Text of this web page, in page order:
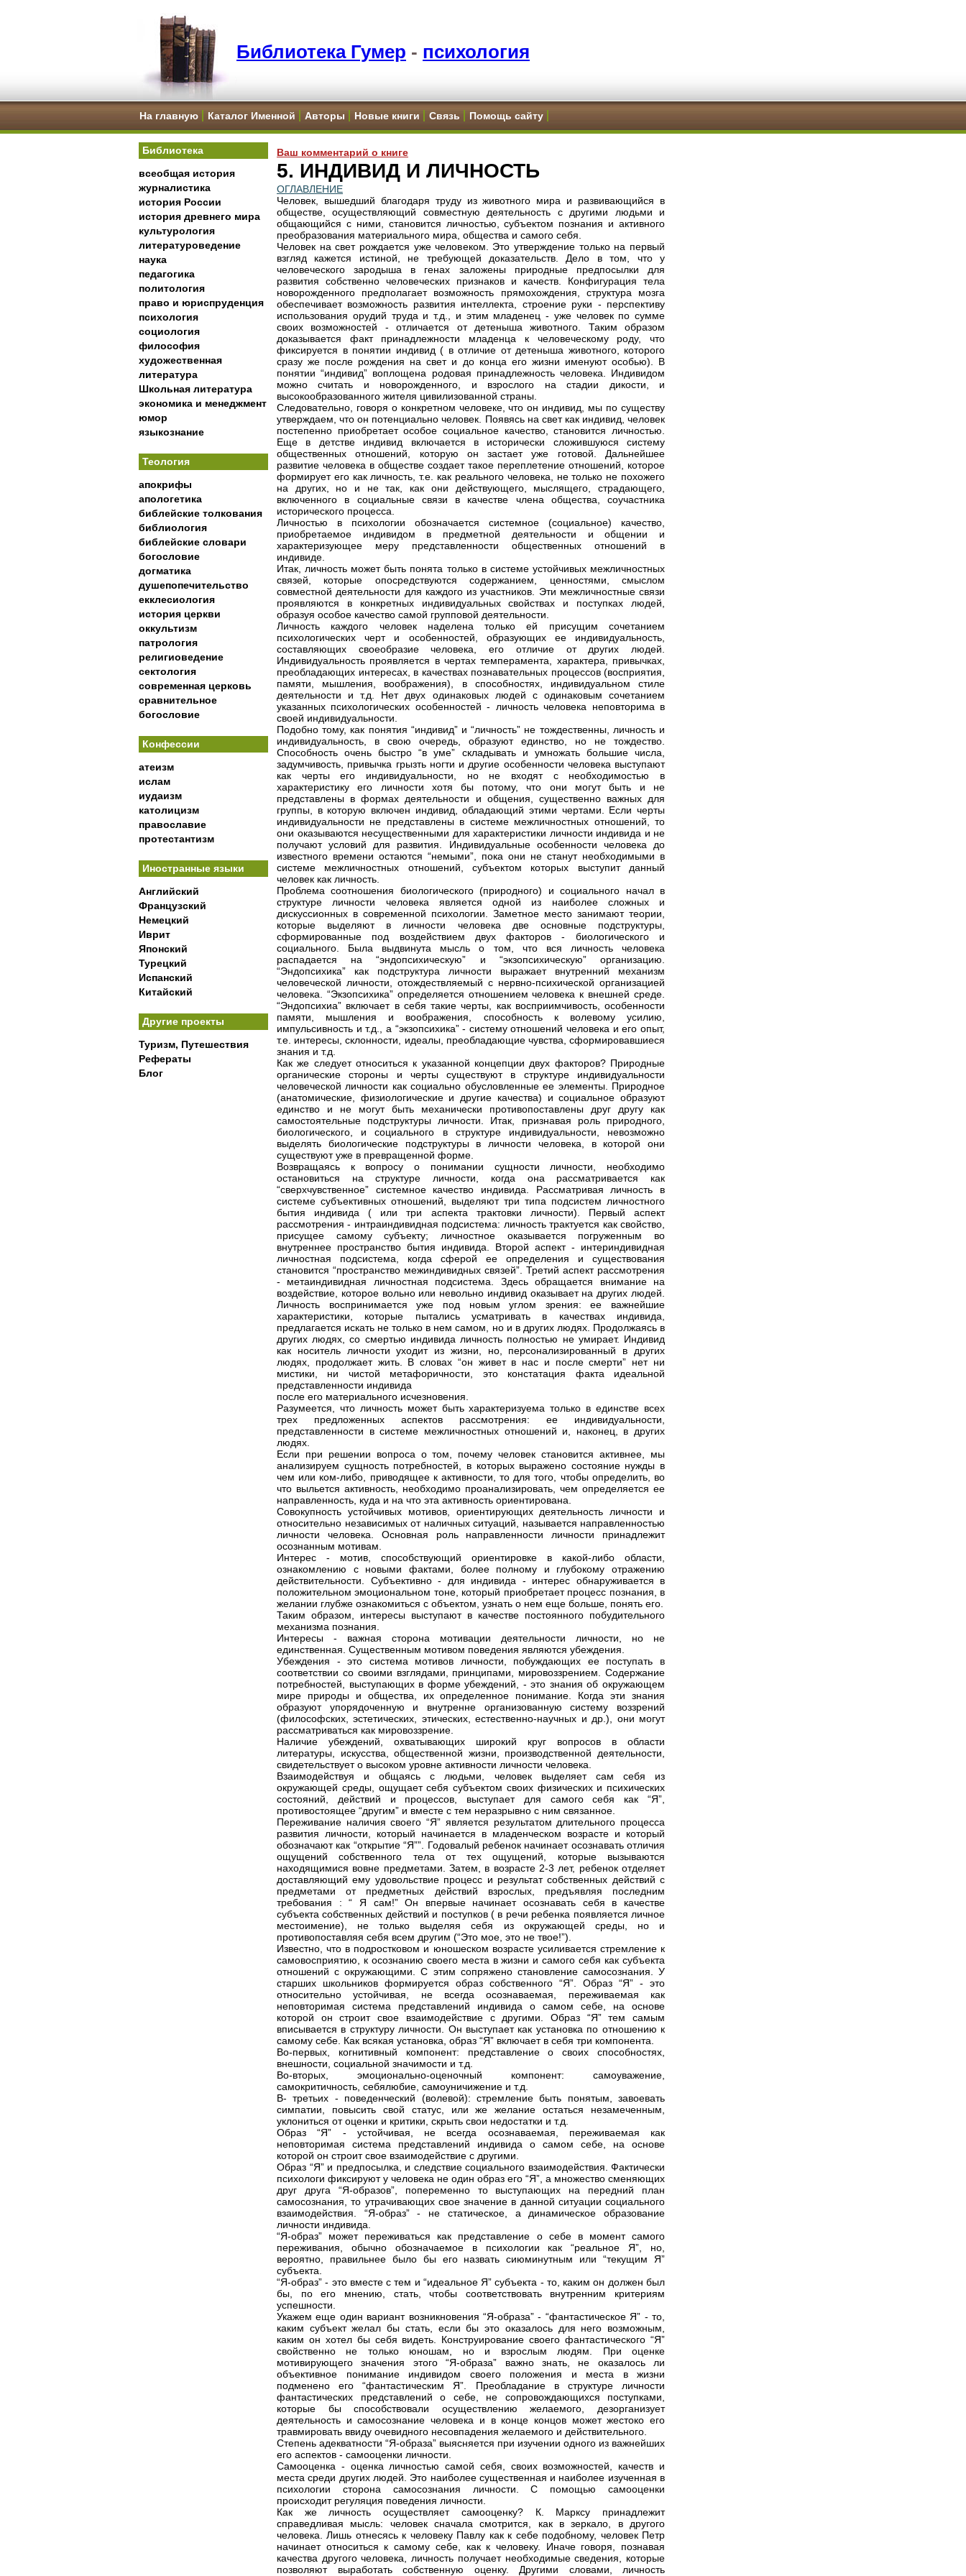
Библиотека Гумер - психология
На главную Каталог Именной Авторы Новые книги Связь Помощь сайту
Библиотека
всеобщая история
журналистика
история России
история древнего мира
культурология
литературоведение
наука
педагогика
политология
право и юриспруденция
психология
социология
философия
художественная
литература
Школьная литература
экономика и менеджмент
юмор
языкознание
Теология
апокрифы
апологетика
библейские толкования
библиология
библейские словари
богословие
догматика
душепопечительство
екклесиология
история церкви
оккультизм
патрология
религиоведение
сектология
современная церковь
сравнительное
богословие
Конфессии
атеизм
ислам
иудаизм
католицизм
православие
протестантизм
Иностранные языки
Английский
Французский
Немецкий
Иврит
Японский
Турецкий
Испанский
Китайский
Другие проекты
Туризм, Путешествия
Рефераты
Блог
Ваш комментарий о книге
5. ИНДИВИД И ЛИЧНОСТЬ
ОГЛАВЛЕНИЕ
Человек, вышедший благодаря труду из животного мира и развивающийся в
обществе, осуществляющий совместную деятельность с другими людьми и
общающийся с ними, становится личностью, субъектом познания и активного
преобразования материального мира, общества и самого себя.
Человек на свет рождается уже человеком. Это утверждение только на первый
взгляд кажется истиной, не требующей доказательств. Дело в том, что у
человеческого зародыша в генах заложены природные предпосылки для
развития собственно человеческих признаков и качеств. Конфигурация тела
новорожденного предполагает возможность прямохождения, структура мозга
обеспечивает возможность развития интеллекта, строение руки - перспективу
использования орудий труда и т.д., и этим младенец - уже человек по сумме
своих возможностей - отличается от детеныша животного. Таким образом
доказывается факт принадлежности младенца к человеческому роду, что
фиксируется в понятии индивид ( в отличие от детеныша животного, которого
сразу же после рождения на свет и до конца его жизни именуют особью). В
понятии “индивид” воплощена родовая принадлежность человека. Индивидом
можно считать и новорожденного, и взрослого на стадии дикости, и
высокообразованного жителя цивилизованной страны.
Следовательно, говоря о конкретном человеке, что он индивид, мы по существу
утверждаем, что он потенциально человек. Появясь на свет как индивид, человек
постепенно приобретает особое социальное качество, становится личностью.
Еще в детстве индивид включается в исторически сложившуюся систему
общественных отношений, которую он застает уже готовой. Дальнейшее
развитие человека в обществе создает такое переплетение отношений, которое
формирует его как личность, т.е. как реального человека, не только не похожего
на других, но и не так, как они действующего, мыслящего, страдающего,
включенного в социальные связи в качестве члена общества, соучастника
исторического процесса.
Личностью в психологии обозначается системное (социальное) качество,
приобретаемое индивидом в предметной деятельности и общении и
характеризующее меру представленности общественных отношений в
индивиде.
Итак, личность может быть понята только в системе устойчивых межличностных
связей, которые опосредствуются содержанием, ценностями, смыслом
совместной деятельности для каждого из участников. Эти межличностные связи
проявляются в конкретных индивидуальных свойствах и поступках людей,
образуя особое качество самой групповой деятельности.
Личность каждого человек наделена только ей присущим сочетанием
психологических черт и особенностей, образующих ее индивидуальность,
составляющих своеобразие человека, его отличие от других людей.
Индивидуальность проявляется в чертах темперамента, характера, привычках,
преобладающих интересах, в качествах познавательных процессов (восприятия,
памяти, мышления, воображения), в способностях, индивидуальном стиле
деятельности и т.д. Нет двух одинаковых людей с одинаковым сочетанием
указанных психологических особенностей - личность человека неповторима в
своей индивидуальности.
Подобно тому, как понятия “индивид” и “личность” не тождественны, личность и
индивидуальность, в свою очередь, образуют единство, но не тождество.
Способность очень быстро “в уме” складывать и умножать большие числа,
задумчивость, привычка грызть ногти и другие особенности человека выступают
как черты его индивидуальности, но не входят с необходимостью в
характеристику его личности хотя бы потому, что они могут быть и не
представлены в формах деятельности и общения, существенно важных для
группы, в которую включен индивид, обладающий этими чертами. Если черты
индивидуальности не представлены в системе межличностных отношений, то
они оказываются несущественными для характеристики личности индивида и не
получают условий для развития. Индивидуальные особенности человека до
известного времени остаются “немыми”, пока они не станут необходимыми в
системе межличностных отношений, субъектом которых выступит данный
человек как личность.
Проблема соотношения биологического (природного) и социального начал в
структуре личности человека является одной из наиболее сложных и
дискуссионных в современной психологии. Заметное место занимают теории,
которые выделяют в личности человека две основные подструктуры,
сформированные под воздействием двух факторов - биологического и
социального. Была выдвинута мысль о том, что вся личность человека
распадается на “эндопсихическую” и “экзопсихическую” организацию.
“Эндопсихика” как подструктура личности выражает внутренний механизм
человеческой личности, отождествляемый с нервно-психической организацией
человека. “Экзопсихика” определяется отношением человека к внешней среде.
“Эндопсихиа” включает в себя такие черты, как восприимчивость, особенности
памяти, мышления и воображения, способность к волевому усилию,
импульсивность и т.д., а “экзопсихика” - систему отношений человека и его опыт,
т.е. интересы, склонности, идеалы, преобладающие чувства, сформировавшиеся
знания и т.д.
Как же следует относиться к указанной концепции двух факторов? Природные
органические стороны и черты существуют в структуре индивидуальности
человеческой личности как социально обусловленные ее элементы. Природное
(анатомические, физиологические и другие качества) и социальное образуют
единство и не могут быть механически противопоставлены друг другу как
самостоятельные подструктуры личности. Итак, признавая роль природного,
биологического, и социального в структуре индивидуальности, невозможно
выделять биологические подструктуры в личности человека, в которой они
существуют уже в превращенной форме.
Возвращаясь к вопросу о понимании сущности личности, необходимо
остановиться на структуре личности, когда она рассматривается как
“сверхчувственное” системное качество индивида. Рассматривая личность в
системе субъективных отношений, выделяют три типа подсистем личностного
бытия индивида ( или три аспекта трактовки личности). Первый аспект
рассмотрения - интраиндивидная подсистема: личность трактуется как свойство,
присущее самому субъекту; личностное оказывается погруженным во
внутреннее пространство бытия индивида. Второй аспект - интериндивидная
личностная подсистема, когда сферой ее определения и существования
становится “пространство межиндивидных связей”. Третий аспект рассмотрения
- метаиндивидная личностная подсистема. Здесь обращается внимание на
воздействие, которое вольно или невольно индивид оказывает на других людей.
Личность воспринимается уже под новым углом зрения: ее важнейшие
характеристики, которые пытались усматривать в качествах индивида,
предлагается искать не только в нем самом, но и в других людях. Продолжаясь в
других людях, со смертью индивида личность полностью не умирает. Индивид
как носитель личности уходит из жизни, но, персонализированный в других
людях, продолжает жить. В словах “он живет в нас и после смерти” нет ни
мистики, ни чистой метафоричности, это констатация факта идеальной
представленности индивида
после его материального исчезновения.
Разумеется, что личность может быть характеризуема только в единстве всех
трех предложенных аспектов рассмотрения: ее индивидуальности,
представленности в системе межличностных отношений и, наконец, в других
людях.
Если при решении вопроса о том, почему человек становится активнее, мы
анализируем сущность потребностей, в которых выражено состояние нужды в
чем или ком-либо, приводящее к активности, то для того, чтобы определить, во
что выльется активность, необходимо проанализировать, чем определяется ее
направленность, куда и на что эта активность ориентирована.
Совокупность устойчивых мотивов, ориентирующих деятельность личности и
относительно независимых от наличных ситуаций, называется направленностью
личности человека. Основная роль направленности личности принадлежит
осознанным мотивам.
Интерес - мотив, способствующий ориентировке в какой-либо области,
ознакомлению с новыми фактами, более полному и глубокому отражению
действительности. Субъективно - для индивида - интерес обнаруживается в
положительном эмоциональном тоне, который приобретает процесс познания, в
желании глубже ознакомиться с объектом, узнать о нем еще больше, понять его.
Таким образом, интересы выступают в качестве постоянного побудительного
механизма познания.
Интересы - важная сторона мотивации деятельности личности, но не
единственная. Существенным мотивом поведения являются убеждения.
Убеждения - это система мотивов личности, побуждающих ее поступать в
соответствии со своими взглядами, принципами, мировоззрением. Содержание
потребностей, выступающих в форме убеждений, - это знания об окружающем
мире природы и общества, их определенное понимание. Когда эти знания
образуют упорядоченную и внутренне организованную систему воззрений
(философских, эстетических, этических, естественно-научных и др.), они могут
рассматриваться как мировоззрение.
Наличие убеждений, охватывающих широкий круг вопросов в области
литературы, искусства, общественной жизни, производственной деятельности,
свидетельствует о высоком уровне активности личности человека.
Взаимодействуя и общаясь с людьми, человек выделяет сам себя из
окружающей среды, ощущает себя субъектом своих физических и психических
состояний, действий и процессов, выступает для самого себя как “Я”,
противостоящее “другим” и вместе с тем неразрывно с ним связанное.
Переживание наличия своего “Я” является результатом длительного процесса
развития личности, который начинается в младенческом возрасте и который
обозначают как “открытие “Я””. Годовалый ребенок начинает осознавать отличия
ощущений собственного тела от тех ощущений, которые вызываются
находящимися вовне предметами. Затем, в возрасте 2-3 лет, ребенок отделяет
доставляющий ему удовольствие процесс и результат собственных действий с
предметами от предметных действий взрослых, предъявляя последним
требования : “ Я сам!” Он впервые начинает осознавать себя в качестве
субъекта собственных действий и поступков ( в речи ребенка появляется личное
местоимение), не только выделяя себя из окружающей среды, но и
противопоставляя себя всем другим (“Это мое, это не твое!”).
Известно, что в подростковом и юношеском возрасте усиливается стремление к
самовосприятию, к осознанию своего места в жизни и самого себя как субъекта
отношений с окружающими. С этим сопряжено становление самосознания. У
старших школьников формируется образ собственного “Я”. Образ “Я” - это
относительно устойчивая, не всегда осознаваемая, переживаемая как
неповторимая система представлений индивида о самом себе, на основе
которой он строит свое взаимодействие с другими. Образ “Я” тем самым
вписывается в структуру личности. Он выступает как установка по отношению к
самому себе. Как всякая установка, образ “Я” включает в себя три компонента.
Во-первых, когнитивный компонент: представление о своих способностях,
внешности, социальной значимости и т.д.
Во-вторых, эмоционально-оценочный компонент: самоуважение,
самокритичность, себялюбие, самоуничижение и т.д.
В- третьих - поведенческий (волевой): стремление быть понятым, завоевать
симпатии, повысить свой статус, или же желание остаться незамеченным,
уклониться от оценки и критики, скрыть свои недостатки и т.д.
Образ “Я” - устойчивая, не всегда осознаваемая, переживаемая как
неповторимая система представлений индивида о самом себе, на основе
которой он строит свое взаимодействие с другими.
Образ “Я” и предпосылка, и следствие социального взаимодействия. Фактически
психологи фиксируют у человека не один образ его “Я”, а множество сменяющих
друг друга “Я-образов”, попеременно то выступающих на передний план
самосознания, то утрачивающих свое значение в данной ситуации социального
взаимодействия. “Я-образ” - не статическое, а динамическое образование
личности индивида.
“Я-образ” может переживаться как представление о себе в момент самого
переживания, обычно обозначаемое в психологии как “реальное Я”, но,
вероятно, правильнее было бы его назвать сиюминутным или “текущим Я”
субъекта.
“Я-образ” - это вместе с тем и “идеальное Я” субъекта - то, каким он должен был
бы, по его мнению, стать, чтобы соответствовать внутренним критериям
успешности.
Укажем еще один вариант возникновения “Я-образа” - “фантастическое Я” - то,
каким субъект желал бы стать, если бы это оказалось для него возможным,
каким он хотел бы себя видеть. Конструирование своего фантастического “Я”
свойственно не только юношам, но и взрослым людям. При оценке
мотивирующего значения этого “Я-образа” важно знать, не оказалось ли
объективное понимание индивидом своего положения и места в жизни
подменено его “фантастическим Я”. Преобладание в структуре личности
фантастических представлений о себе, не сопровождающихся поступками,
которые бы способствовали осуществлению желаемого, дезорганизует
деятельность и самосознание человека и в конце концов может жестоко его
травмировать ввиду очевидного несовпадения желаемого и действительного.
Степень адекватности “Я-образа” выясняется при изучении одного из важнейших
его аспектов - самооценки личности.
Самооценка - оценка личностью самой себя, своих возможностей, качеств и
места среди других людей. Это наиболее существенная и наиболее изученная в
психологии сторона самосознания личности. С помощью самооценки
происходит регуляция поведения личности.
Как же личность осуществляет самооценку? К. Марксу принадлежит
справедливая мысль: человек сначала смотрится, как в зеркало, в другого
человека. Лишь отнесясь к человеку Павлу как к себе подобному, человек Петр
начинает относиться к самому себе, как к человеку. Иначе говоря, познавая
качества другого человека, личность получает необходимые сведения, которые
позволяют выработать собственную оценку. Другими словами, личность